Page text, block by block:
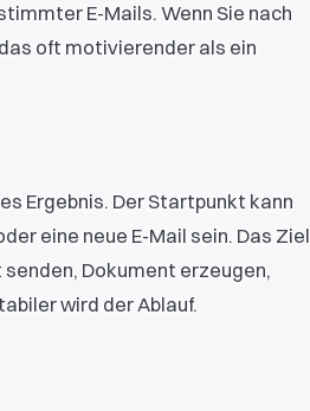
E-Mails. Wenn Sie nach
oft motivierender als ein
Ergebnis. Der Startpunkt kann
eine neue E-Mail sein. Das Ziel
Dokument erzeugen,
wird der Ablauf.